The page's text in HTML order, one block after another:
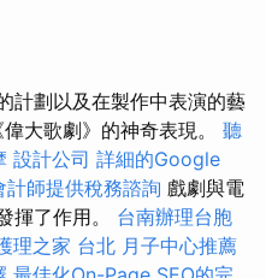
計劃以及在製作中表演的藝
大歌劇》的神奇表現。 聽
設計公司 詳細的Google
計師提供稅務諮詢 戲劇與電
揮了作用。 台南辦理台胞
理之家 台北 月子中心推薦